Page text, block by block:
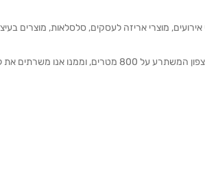
מוצרי אריזה לעסקים, סלסלאות, מוצרים
אנחנו מזמינים אותכם להתרשם מאולם התצוגה הגדול והמרשים ביותר בצפון